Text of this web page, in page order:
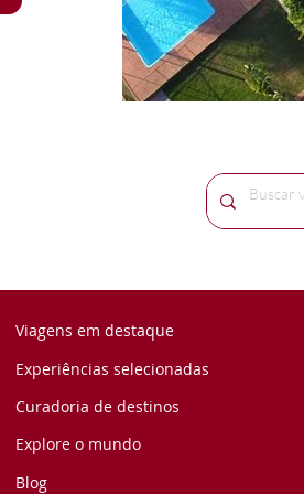
Viagens em destaque
Experiências selecionadas
Curadoria de destinos
Explore o mundo
Blog